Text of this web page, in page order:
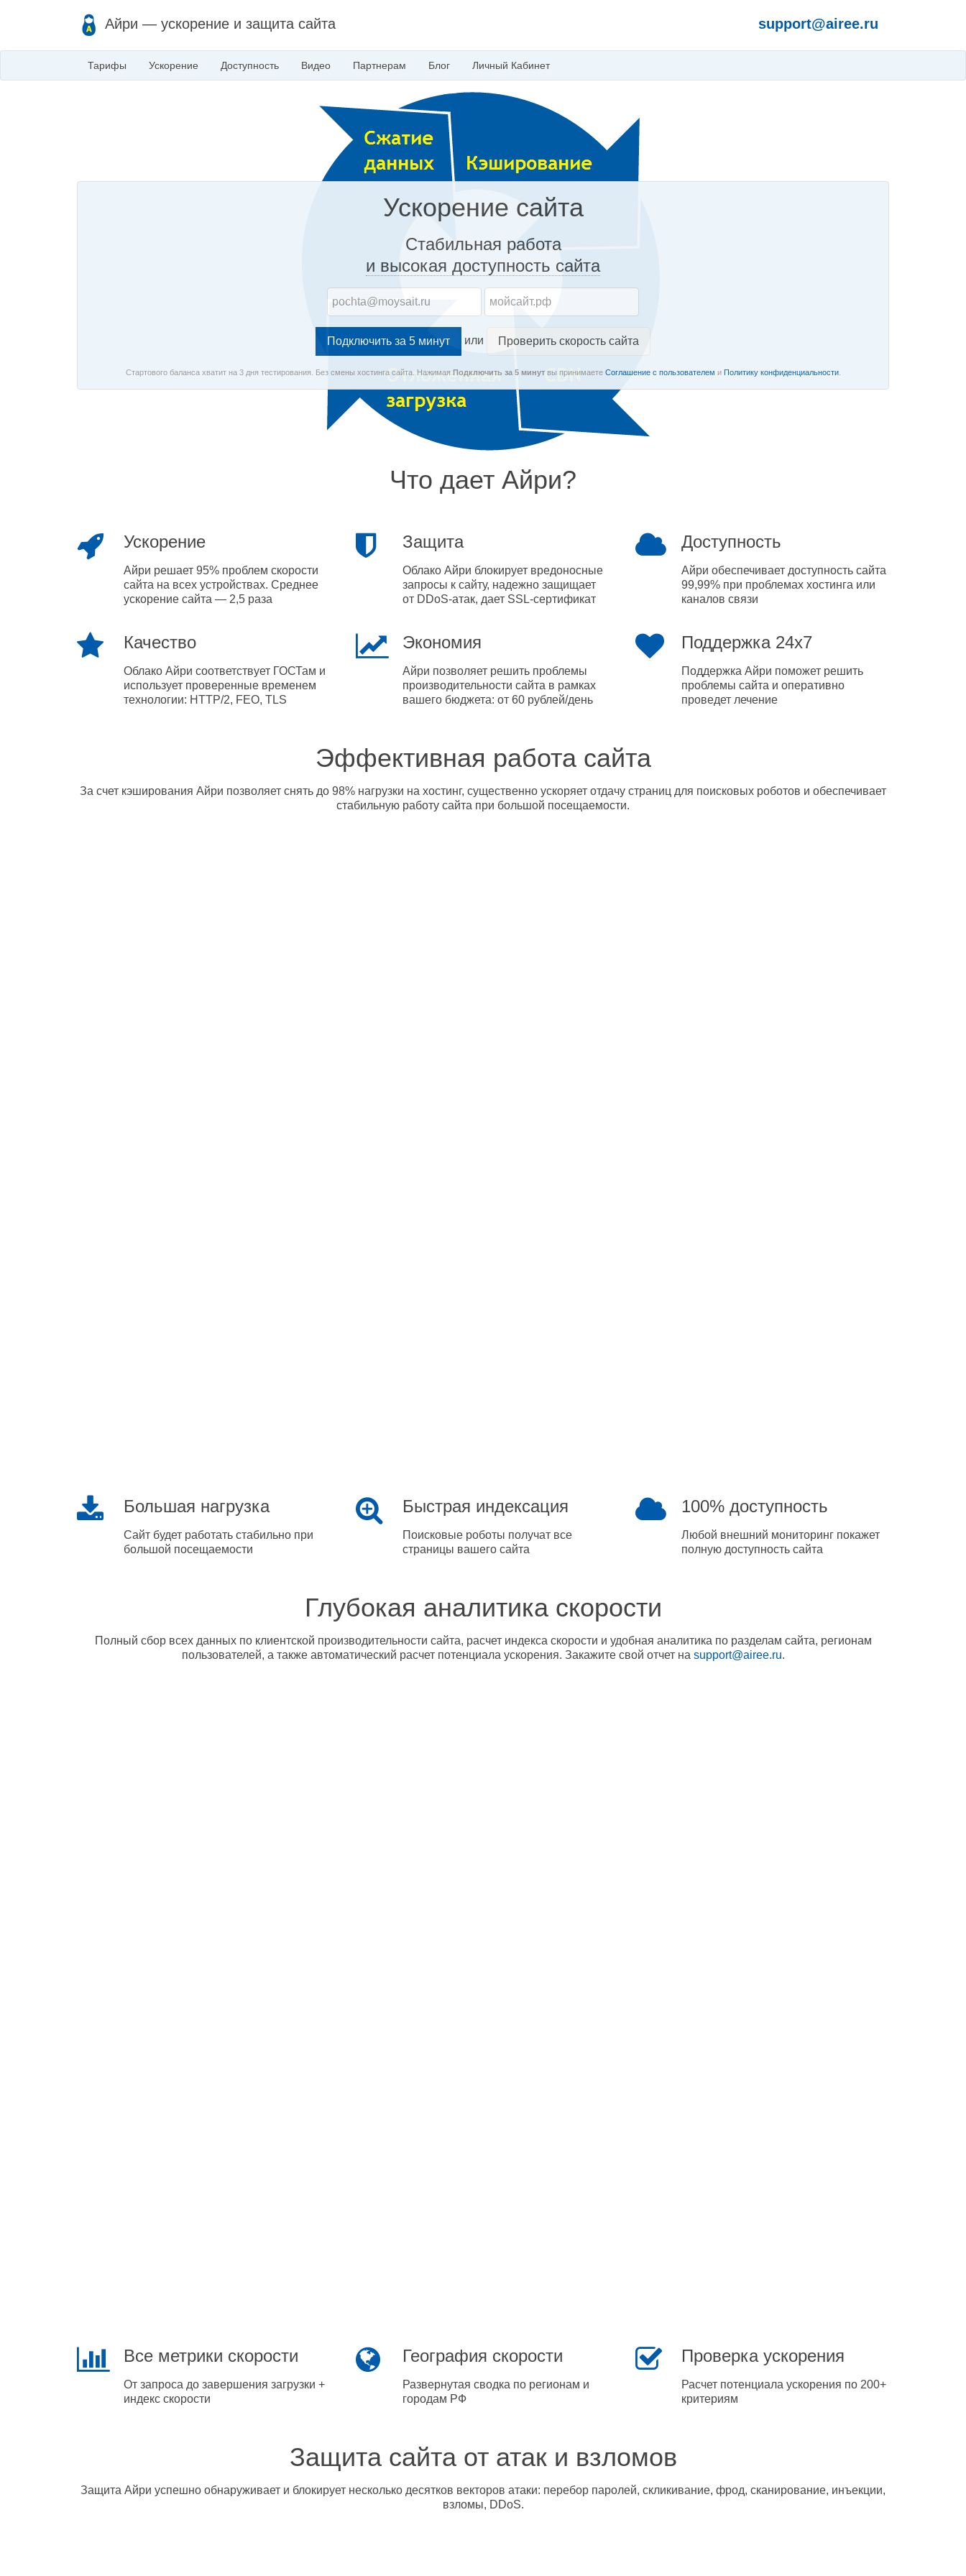
Айри — ускорение и защита сайта support@airee.ru
Тарифы Ускорение Доступность Видео Партнерам Блог Личный Кабинет
Ускорение сайта
Стабильная работа
и высокая доступность сайта
или Проверить скорость сайта
Стартового баланса хватит на 3 дня тестирования. Без смены хостинга сайта. Нажимая Подключить за 5 минутвы принимаете Соглашение с пользователем и Политику конфиденциальности.
Что дает Айри?
Ускорение
Айри решает 95% проблем скорости
сайта на всех устройствах. Среднее
ускорение сайта — 2,5 раза
Защита
Облако Айри блокирует вредоносные
запросы к сайту, надежно защищает
от DDoS-атак, дает SSL-сертификат
Доступность
Айри обеспечивает доступность сайта
99,99% при проблемах хостинга или
каналов связи
Качество
Облако Айри соответствует ГОСТам и
использует проверенные временем
технологии: HTTP/2, FEO, TLS
Экономия
Айри позволяет решить проблемы
производительности сайта в рамках
вашего бюджета: от 60 рублей/день
Поддержка 24x7
Поддержка Айри поможет решить
проблемы сайта и оперативно
проведет лечение
Эффективная работа сайта
За счет кэширования Айри позволяет снять до 98% нагрузки на хостинг, существенно ускоряет отдачу страниц для поисковых роботов и обеспечивает
стабильную работу сайта при большой посещаемости.
Большая нагрузка
Сайт будет работать стабильно при
большой посещаемости
Быстрая индексация
Поисковые роботы получат все
страницы вашего сайта
100% доступность
Любой внешний мониторинг покажет
полную доступность сайта
Глубокая аналитика скорости
Полный сбор всех данных по клиентской производительности сайта, расчет индекса скорости и удобная аналитика по разделам сайта, регионам
пользователей, а также автоматический расчет потенциала ускорения. Закажите свой отчет на support@airee.ru.
Все метрики скорости
От запроса до завершения загрузки +
индекс скорости
География скорости
Развернутая сводка по регионам и
городам РФ
Проверка ускорения
Расчет потенциала ускорения по 200+
критериям
Защита сайта от атак и взломов
Защита Айри успешно обнаруживает и блокирует несколько десятков векторов атаки: перебор паролей, скликивание, фрод, сканирование, инъекции,
взломы, DDoS.